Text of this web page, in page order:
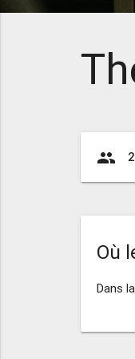
group
Où
Dans